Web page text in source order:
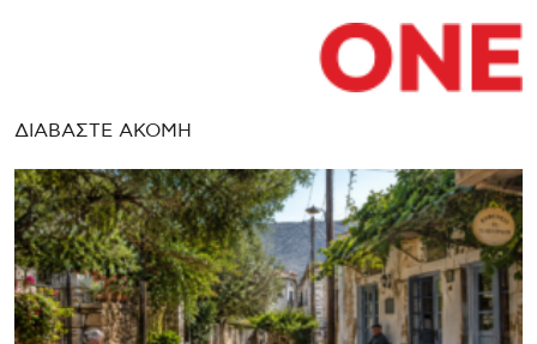
ΔΙΑΒΑΣΤΕ ΑΚΟΜΗ